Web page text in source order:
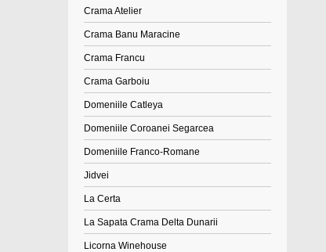
Crama Atelier
Crama Banu Maracine
Crama Francu
Crama Garboiu
Domeniile Catleya
Domeniile Coroanei Segarcea
Domeniile Franco-Romane
Jidvei
La Certa
La Sapata Crama Delta Dunarii
Licorna Winehouse